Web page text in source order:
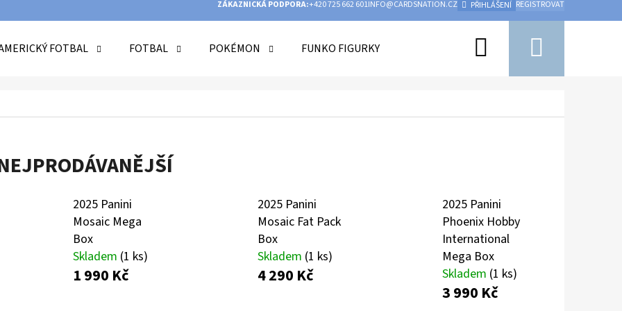
ZÁKAZNICKÁ PODPORA:+420 725 662 601INFO@CARDSNATION.CZ PŘIHLÁŠENÍ REGISTROVAT
FOTBAL FOTBAL POKÉMON FUNKO FIGURKY Hledat
2025 Panini
Mosaic Mega
Box
Skladem (1 ks)
1 990 Kč
2025 Panini
Mosaic Fat Pack
Box
Skladem (1 ks)
4 290 Kč
2025 Panini
Phoenix Hobby
International
Mega Box
Skladem (1 ks)
3 990 Kč
DOPORUČUJEME
Následující